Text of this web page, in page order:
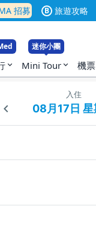
招募 B 旅遊攻略
expand_more
迷你小團
Mini Tour expand_more 機票
入住